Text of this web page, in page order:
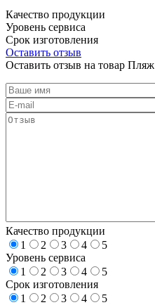
Качество продукции
Уровень сервиса
Срок изготовления
Оставить отзыв
Оставить отзыв на товар Пляж
Качество продукции
1
2 3 4
5
Уровень сервиса
1
2 3 4
5
Срок изготовления
1
2 3 4
5